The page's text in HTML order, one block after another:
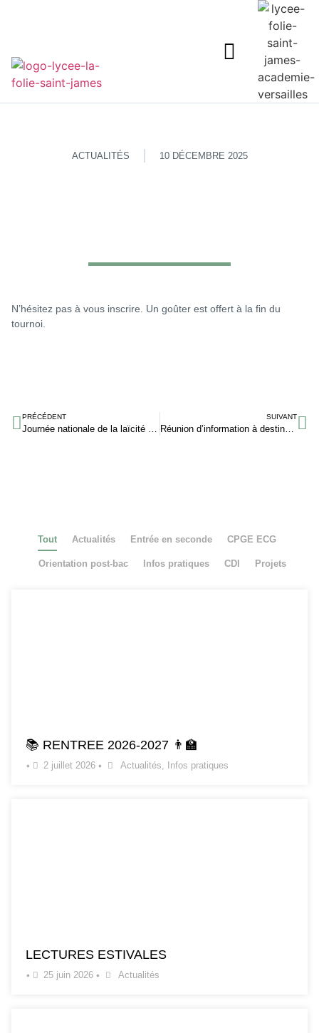
ACTUALITÉS 10 DÉCEMBRE 2025
N’hésitez pas à vous inscrire. Un goûter est offert à la fin du
tournoi.
PRÉCÉDENT
Journée nationale de la laïcité – 9 décembre 2025
SUIVANT
Réunion d’information à destination des parents de terminale – Orientation et Parcoursup
Tout Actualités Entrée en seconde CPGE ECG
Orientation post-bac Infos pratiques CDI Projets
📚 RENTREE 2026-2027 👨‍🏫
• 2 juillet 2026 • Actualités, Infos pratiques
LECTURES ESTIVALES
• 25 juin 2026 • Actualités